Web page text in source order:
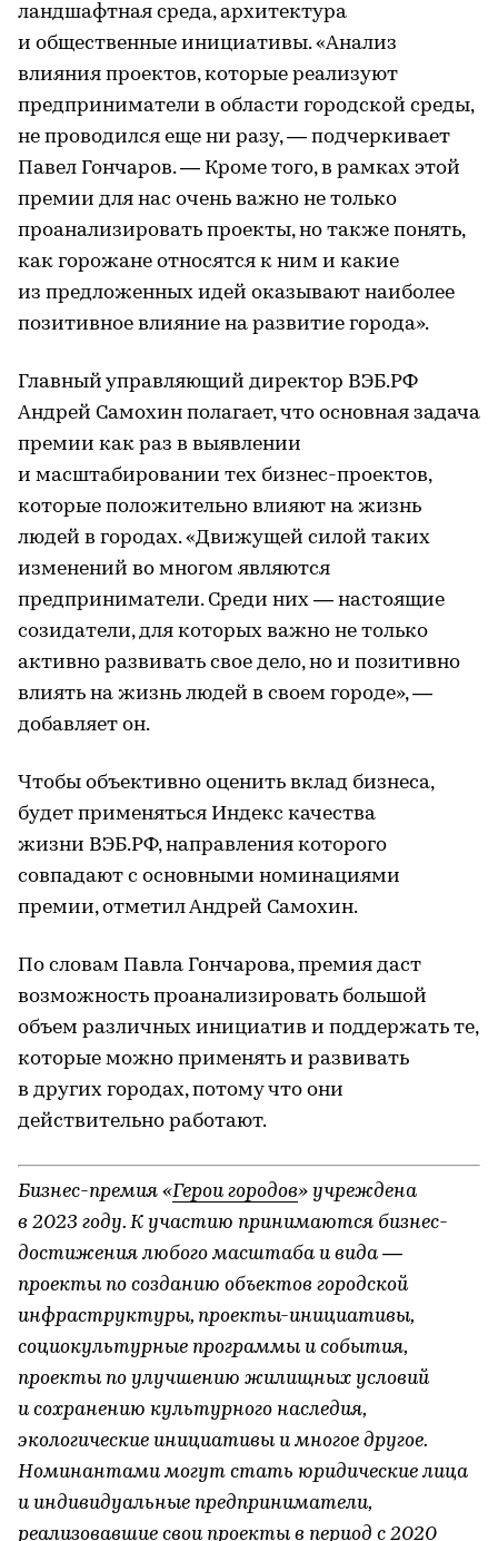
ландшафтная среда, архитектура
и общественные инициативы. «Анализ
влияния проектов, которые реализуют
предприниматели в области городской среды,
не проводился еще ни разу, — подчеркивает
Павел Гончаров. — Кроме того, в рамках этой
премии для нас очень важно не только
проанализировать проекты, но также понять,
как горожане относятся к ним и какие
из предложенных идей оказывают наиболее
позитивное влияние на развитие города».
Главный управляющий директор ВЭБ.РФ
Андрей Самохин полагает, что основная задача
премии как раз в выявлении
и масштабировании тех бизнес-проектов,
которые положительно влияют на жизнь
людей в городах. «Движущей силой таких
изменений во многом являются
предприниматели. Среди них — настоящие
созидатели, для которых важно не только
активно развивать свое дело, но и позитивно
влиять на жизнь людей в своем городе», —
добавляет он.
Чтобы объективно оценить вклад бизнеса,
будет применяться Индекс качества
жизни ВЭБ.РФ, направления которого
совпадают с основными номинациями
премии, отметил Андрей Самохин.
По словам Павла Гончарова, премия даст
возможность проанализировать большой
объем различных инициатив и поддержать те,
которые можно применять и развивать
в других городах, потому что они
действительно работают.
Бизнес-премия «Герои городов» учреждена
в 2023 году. К участию принимаются бизнес-
достижения любого масштаба и вида —
проекты по созданию объектов городской
инфраструктуры, проекты-инициативы,
социокультурные программы и события,
проекты по улучшению жилищных условий
и сохранению культурного наследия,
экологические инициативы и многое другое.
Номинантами могут стать юридические лица
и индивидуальные предприниматели,
реализовавшие свои проекты в период с 2020